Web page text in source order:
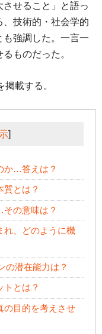
せること」と語っ
技術的・社会学的
強調した。一言一
ものだった。
載する。
]
か…答えは？
とは？
の意味は？
れ、どのように機
の潜在能力は？
とは？
の目的を考えさせ